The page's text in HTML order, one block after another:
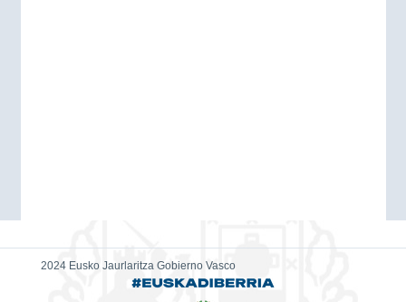
2024 Eusko Jaurlaritza Gobierno Vasco